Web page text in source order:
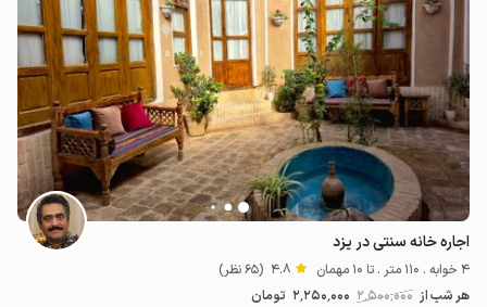
اجاره خانه سنتی در یزد
4 خوابه . 110 متر . تا 10 مهمان 4.8 (65 نظر)
هر شب از 2٬500٬000 2٬250٬000 تومان